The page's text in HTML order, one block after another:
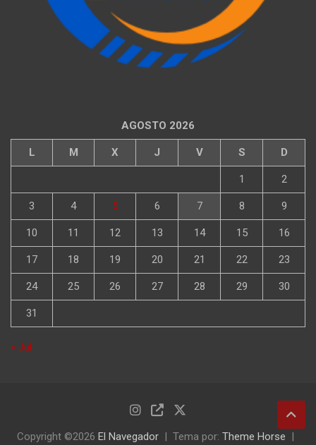
AGOSTO 2026
L M X J V S D
1 2
3 4 5 6 7 8 9
10 11 12 13 14 15 16
17 18 19 20 21 22 23
24 25 26 27 28 29 30
31
« Jul
Copyright ©2026 El Navegador Tema por: Theme Horse